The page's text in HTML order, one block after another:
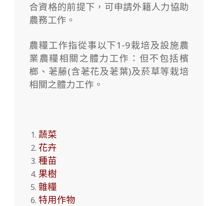
合資格的前提下，可申請外籍人力協助
農務工作。
農糧工作指從事以下1-9栽培及設施農
業農糧相關之體力工作：但不包括檳
榔、荖藤(含荖花及荖葉)及菸草等栽培
相關之體力工作。
蔬菜
花卉
種苗
果樹
雜糧
特用作物